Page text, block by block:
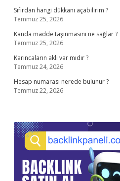
Sıfırdan hangi dükkanı açabilirim ?
Temmuz 25, 2026
Kanda madde taşınmasını ne sağlar ?
Temmuz 25, 2026
Karıncaların aklı var mıdır ?
Temmuz 24, 2026
Hesap numarası nerede bulunur ?
Temmuz 22, 2026